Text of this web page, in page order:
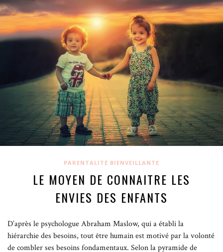
PARENTALITÉ BIENVEILLANTE
LE MOYEN DE CONNAITRE LES
ENVIES DES ENFANTS
D’après le psychologue Abraham Maslow, qui a établi la
hiérarchie des besoins, tout être humain est motivé par la volonté
de combler ses besoins fondamentaux. Selon la pyramide de